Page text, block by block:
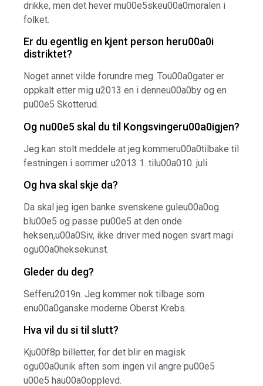
drikke, men det hever mu00e5skeu00a0moralen i
folket.
Er du egentlig en kjent person heru00a0i
distriktet?
Noget annet vilde forundre meg. Tou00a0gater er
oppkalt etter mig u2013 en i denneu00a0by og en
pu00e5 Skotterud.
Og nu00e5 skal du til Kongsvingeru00a0igjen?
Jeg kan stolt meddele at jeg kommeru00a0tilbake til
festningen i sommer u2013 1. tilu00a010. juli
Og hva skal skje da?
Da skal jeg igen banke svenskene guleu00a0og
blu00e5 og passe pu00e5 at den onde
heksen,u00a0Siv, ikke driver med nogen svart magi
ogu00a0heksekunst.
Gleder du deg?
Sefferu2019n. Jeg kommer nok tilbage som
enu00a0ganske moderne Oberst Krebs.
Hva vil du si til slutt?
Kju00f8p billetter, for det blir en magisk
ogu00a0unik aften som ingen vil angre pu00e5
u00e5 hau00a0opplevd.